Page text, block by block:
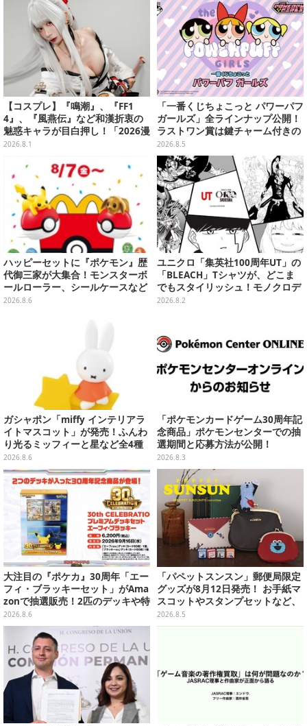
【コスプレ】『鳴潮』、『FF1
4』、『風燕伝』など和漢折衷の
魅惑キャラが目白押し！「2026漫
画博覧会」美麗レイヤー13選【写
2026.8.1
「一番くじちょこっと パワーパフ
ガールズ」全ラインナップ公開！
ラストワン賞は鍵チャーム付きの
シール帳スペシャルセットを用意
2026.8.5
ハッピーセットに『ポケモン』歴
代御三家が大集合！モンスターボ
ールローラー、シールケースなど
全12種
2026.8.6
ユニクロ「集英社100周年UT」の
「BLEACH」Tシャツが、どこま
でもスタイリッシュ！モノクロデ
ザインもクール
2026.8.2
ガシャポン「miffy インテリアラ
イトマスコット」が発売！ふんわ
り光るミッフィーと星など全4種
ラインナップ
2026.8.6
「ポケモンカードゲーム30周年記
念商品」ポケモンセンターでの抽
選期間と応募方法が公開！
2026.8.3
大注目の『ポケカ』30周年「エー
フィ・ブラッキーセット」がAma
zonで抽選販売！2匹のデッキや特
別カードを収録
2026.8.6
「パペットスンスン」郵便局限定
グッズが8月12日発売！ お手紙マ
スコットやスタンプセットなど、
可愛すぎる全5アイテムがライン
ナップ
2026.8.5